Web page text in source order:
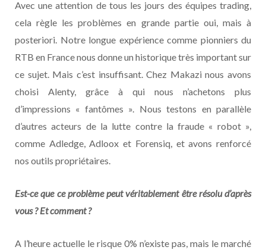
Avec une attention de tous les jours des équipes trading,
cela règle les problèmes en grande partie oui, mais à
posteriori. Notre longue expérience comme pionniers du
RTB en France nous donne un historique très important sur
ce sujet. Mais c’est insuffisant. Chez Makazi nous avons
choisi Alenty, grâce à qui nous n’achetons plus
d’impressions « fantômes ». Nous testons en parallèle
d’autres acteurs de la lutte contre la fraude « robot »,
comme Adledge, Adloox et Forensiq, et avons renforcé
nos outils propriétaires.
Est-ce que ce problème peut véritablement être résolu d’après
vous ? Et comment ?
A l’heure actuelle le risque 0% n’existe pas, mais le marché